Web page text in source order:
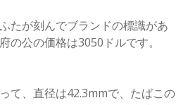
たが刻んでブランドの標識があ
の公の価格は3050ドルです。
て、直径は42.3mmで、たばこの